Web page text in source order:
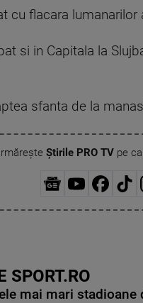
cu flacara
si in Capitala la
sfanta de la
Știrile PRO TVpe
SPORT.RO
mai mari